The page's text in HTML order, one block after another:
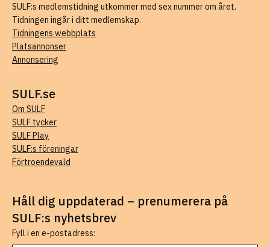
SULF:s medlemstidning utkommer med sex nummer om året.
Tidningen ingår i ditt medlemskap.
Tidningens webbplats
Platsannonser
Annonsering
SULF.se
Om SULF
SULF tycker
SULF Play
SULF:s föreningar
Förtroendevald
Håll dig uppdaterad – prenumerera på
SULF:s nyhetsbrev
Fyll i en e-postadress: